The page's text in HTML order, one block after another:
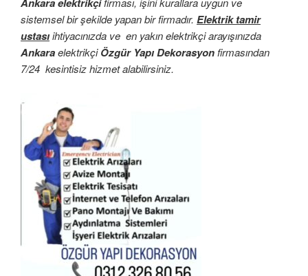
sistemsel bir şekilde yapan bir firmadır. Elektrik tamir
ustasıihtiyacınızda ve en yakın elektrikçi arayışınızda
AnkaraelektrikçiÖzgür Yapı Dekorasyonfirmasından
7/24 kesintisiz hizmet alabilirsiniz.